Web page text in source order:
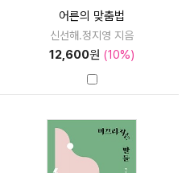
어른의 맞춤법
신선해.정지영 지음
12,600원 (10%)